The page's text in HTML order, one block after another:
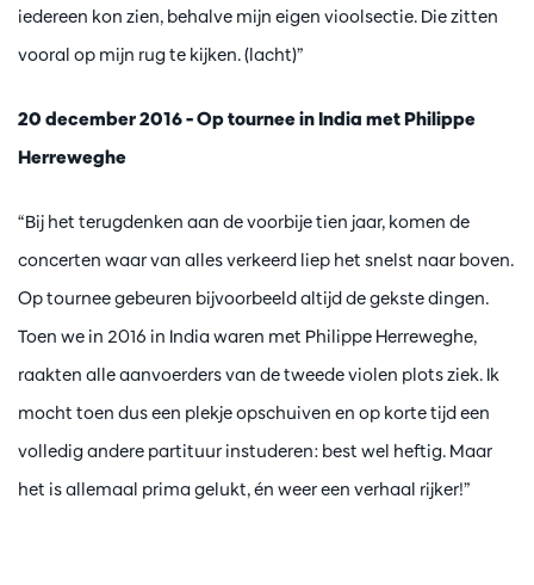
iedereen kon zien, behalve mijn eigen vioolsectie. Die zitten
vooral op mijn rug te kijken. (lacht)”
20 december 2016 – Op tournee in India met Philippe
Herreweghe
“Bij het terugdenken aan de voorbije tien jaar, komen de
concerten waar van alles verkeerd liep het snelst naar boven.
Op tournee gebeuren bijvoorbeeld altijd de gekste dingen.
Toen we in 2016 in India waren met Philippe Herreweghe,
raakten alle aanvoerders van de tweede violen plots ziek. Ik
mocht toen dus een plekje opschuiven en op korte tijd een
volledig andere partituur instuderen: best wel heftig. Maar
het is allemaal prima gelukt, én weer een verhaal rijker!”